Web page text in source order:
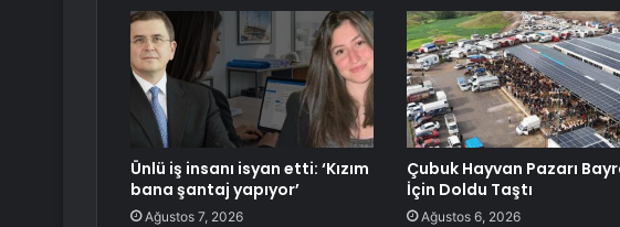
Ünlü iş insanı isyan etti: ‘Kızım
bana şantaj yapıyor’
Ağustos 7, 2026
Çubuk Hayvan Pazarı
İçin Doldu Taştı
Ağustos 6, 2026